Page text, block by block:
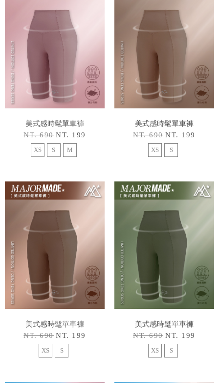
美式感時髦單車褲
NT. 690 NT. 199
XS S M
美式感時髦單車褲
NT. 690 NT. 199
XS S
美式感時髦單車褲
NT. 690 NT. 199
XS S
美式感時髦單車褲
NT. 690 NT. 199
XS S